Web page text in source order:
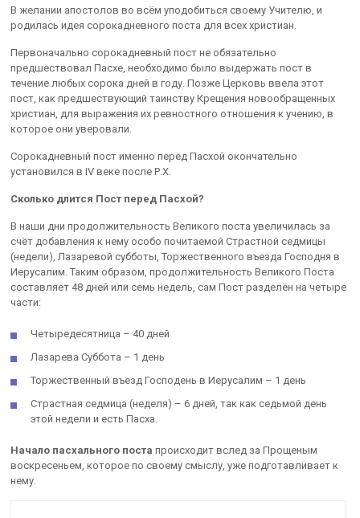
В желании апостолов во всём уподобиться своему Учителю, и
родилась идея сорокадневного поста для всех христиан.
Первоначально сорокадневный пост не обязательно
предшествовал Пасхе, необходимо было выдержать пост в
течение любых сорока дней в году. Позже Церковь ввела этот
пост, как предшествующий таинству Крещения новообращенных
христиан, для выражения их ревностного отношения к учению, в
которое они уверовали.
Сорокадневный пост именно перед Пасхой окончательно
установился в ІV веке после Р.Х.
Сколько длится Пост перед Пасхой?
В наши дни продолжительность Великого поста увеличилась за
счёт добавления к нему особо почитаемой Страстной седмицы
(недели), Лазаревой субботы, Торжественного въезда Господня в
Иерусалим. Таким образом, продолжительность Великого Поста
составляет 48 дней или семь недель, сам Пост разделён на четыре
части:
Четыредесятница – 40 дней
Лазарева Суббота – 1 день
Торжественный въезд Господень в Иерусалим – 1 день
Страстная седмица (неделя) – 6 дней, так как седьмой день
этой недели и есть Пасха.
Начало пасхального поста происходит вслед за Прощеным
воскресеньем, которое по своему смыслу, уже подготавливает к
нему.